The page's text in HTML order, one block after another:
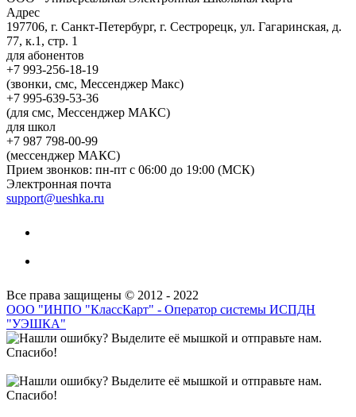
Адрес
197706, г. Санкт-Петербург, г. Сестрорецк, ул. Гагаринская, д.
77, к.1, стр. 1
для абонентов
+7 993-256-18-19
(звонки, смс, Мессенджер Макс)
+7 995-639-53-36
(для смс, Мессенджер МАКС)
для школ
+7 987 798-00-99
(мессенджер МАКС)
Прием звонков: пн-пт с 06:00 до 19:00 (МСК)
Электронная почта
support@ueshka.ru
Все права защищены © 2012 - 2022
ООО "ИНПО "КлассКарт" - Оператор системы ИСПДН
"УЭШКА"